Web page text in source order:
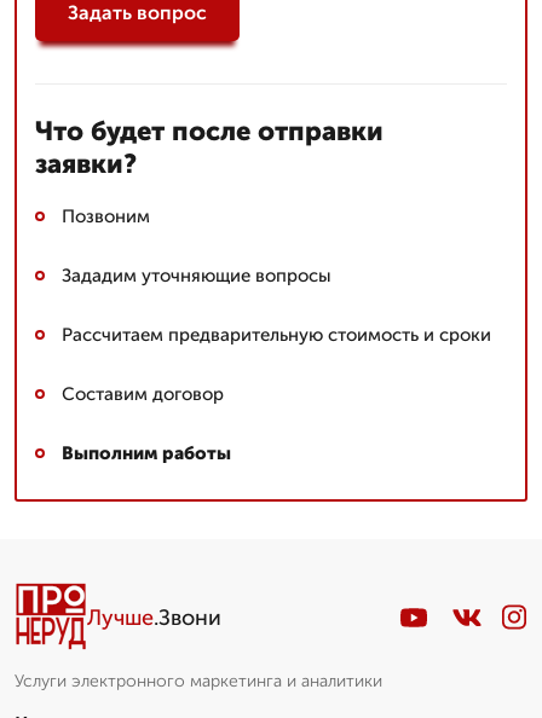
Задать вопрос
Что будет после отправки
заявки?
Позвоним
Зададим уточняющие вопросы
Рассчитаем предварительную стоимость и сроки
Составим договор
Выполним работы
Лучше.Звони
Услуги электронного маркетинга и аналитики